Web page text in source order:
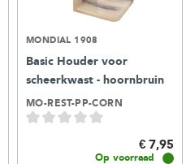
MONDIAL 1908
Basic Houder voor
scheerkwast - hoornbruin
MO-REST-PP-CORN
€ 7,95
Op voorraad